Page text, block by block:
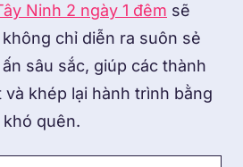
Ninh 2 ngày 1 đêm sẽ
chỉ diễn ra suôn sẻ
sâu sắc, giúp các thành
khép lại hành trình bằng
quên.